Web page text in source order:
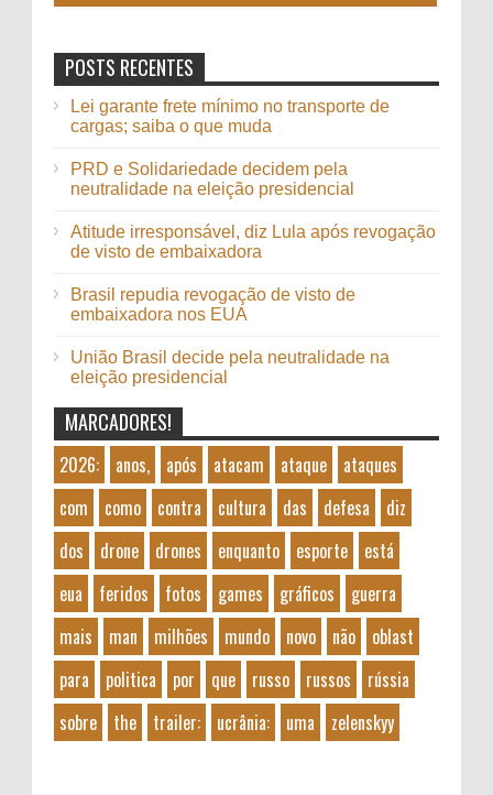
POSTS RECENTES
Lei garante frete mínimo no transporte de
cargas; saiba o que muda
PRD e Solidariedade decidem pela
neutralidade na eleição presidencial
Atitude irresponsável, diz Lula após revogação
de visto de embaixadora
Brasil repudia revogação de visto de
embaixadora nos EUA
União Brasil decide pela neutralidade na
eleição presidencial
MARCADORES!
2026: anos, após atacam ataque
ataques
com
como contra cultura das defesa
diz
dos
drone drones enquanto esporte
está
eua
feridos fotos games gráficos
guerra
mais
man milhões mundo novo não
oblast
para
politica por que russo russos
rússia
sobre
the trailer: ucrânia: uma zelenskyy